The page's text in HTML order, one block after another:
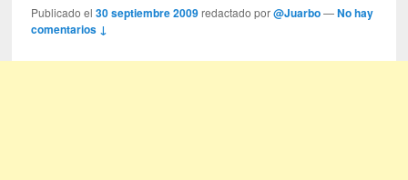
Publicado el30 septiembre 2009 redactado por@Juarbo —No hay
comentarios ↓